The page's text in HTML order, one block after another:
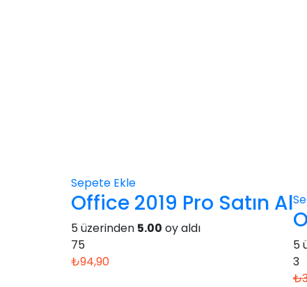
Sepete Ekle
Office 2019 Pro Satın Al
5 üzerinden 5.00 oy aldı
75
₺94,90
5
3
₺